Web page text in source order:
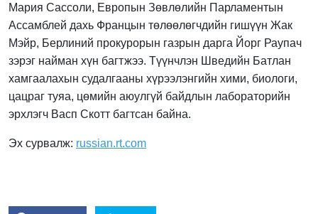
Мария Сассоли, Европын Зөвлөлийн Парламентын
Ассамблей дахь Францын төлөөлөгчдийн гишүүн Жак
Мэйр, Берлиний прокурорын газрын дарга Йорг Раупач
зэрэг найман хүн багтжээ. Түүнчлэн Шведийн Батлан
хамгаалахын судалгааны хүрээлэнгийн хими, биологи,
цацраг туяа, цөмийн аюулгүй байдлын лабораторийн
эрхлэгч Васп Скотт багтсан байна.
Эх сурвалж: russian.rt.com